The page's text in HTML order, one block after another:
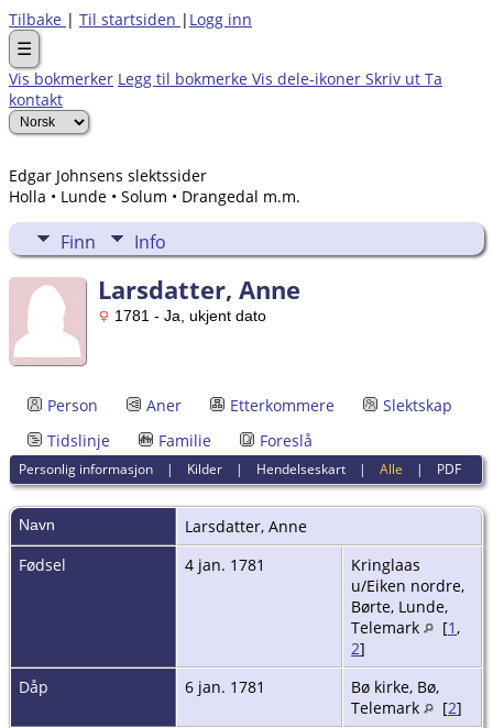
Tilbake | Til startsiden | Logg inn
☰
Vis bokmerker Legg til bokmerke Vis dele-ikoner Skriv ut Ta
kontakt
Edgar Johnsens slektssider
Holla • Lunde • Solum • Drangedal m.m.
Finn Info
Larsdatter, Anne
1781 - Ja, ukjent dato
Person Aner Etterkommere
Slektskap
Tidslinje
Familie Foreslå
Personlig informasjon | Kilder | Hendelseskart |Alle | PDF
Navn Larsdatter, Anne
Fødsel
4 jan. 1781
Kringlaas
u/Eiken nordre,
Børte, Lunde,
Telemark
[1 ,
2]
Dåp
6 jan. 1781
Bø kirke, Bø,
Telemark
[2]